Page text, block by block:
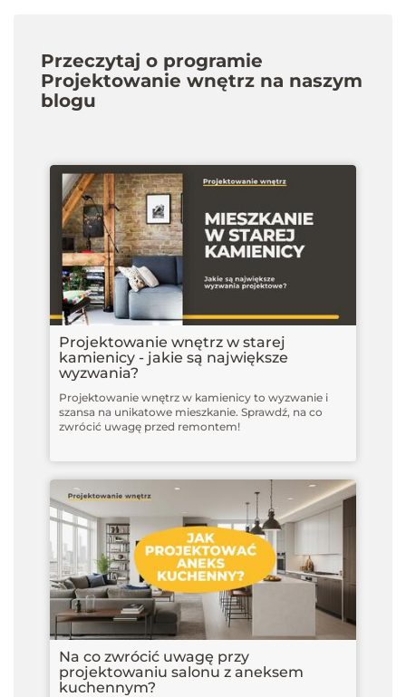
Przeczytaj o programie
Projektowanie wnętrz na naszym
blogu
Projektowanie wnętrz w starej
kamienicy - jakie są największe
wyzwania?
Projektowanie wnętrz w kamienicy to wyzwanie i
szansa na unikatowe mieszkanie. Sprawdź, na co
zwrócić uwagę przed remontem!
Na co zwrócić uwagę przy
projektowaniu salonu z aneksem
kuchennym?